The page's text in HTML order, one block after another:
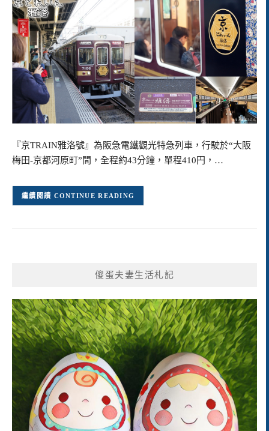
『京TRAIN雅洛號』為阪急電鐵觀光特急列車，行駛於“大阪
梅田-京都河原町”間，全程約43分鐘，單程410円，…
CONTINUE READING
傻蛋夫妻生活札記